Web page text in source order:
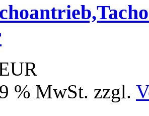
% MwSt. zzgl.